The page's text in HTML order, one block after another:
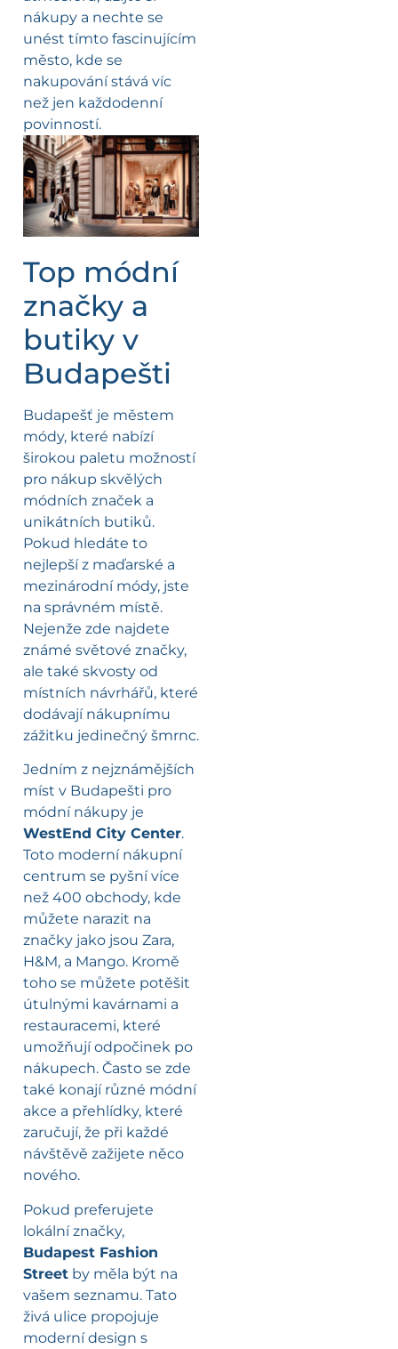
nákupy a nechte se
unést tímto fascinujícím
město, kde se
nakupování stává víc
než jen každodenní
povinností.
Top módní
značky a
butiky v
Budapešti
Budapešť je městem
módy, které nabízí
širokou paletu možností
pro nákup skvělých
módních značek a
unikátních butiků.
Pokud hledáte to
nejlepší z maďarské a
mezinárodní módy, jste
na správném místě.
Nejenže zde najdete
známé světové značky,
ale také skvosty od
místních návrhářů, které
dodávají nákupnímu
zážitku jedinečný šmrnc.
Jedním z nejznámějších
míst v Budapešti pro
módní nákupy je
WestEnd City Center.
Toto moderní nákupní
centrum se pyšní více
než 400 obchody, kde
můžete narazit na
značky jako jsou Zara,
H&M, a Mango. Kromě
toho se můžete potěšit
útulnými kavárnami a
restauracemi, které
umožňují odpočinek po
nákupech. Často se zde
také konají různé módní
akce a přehlídky, které
zaručují, že při každé
návštěvě zažijete něco
nového.
Pokud preferujete
lokální značky,
Budapest Fashion
Street by měla být na
vašem seznamu. Tato
živá ulice propojuje
moderní design s